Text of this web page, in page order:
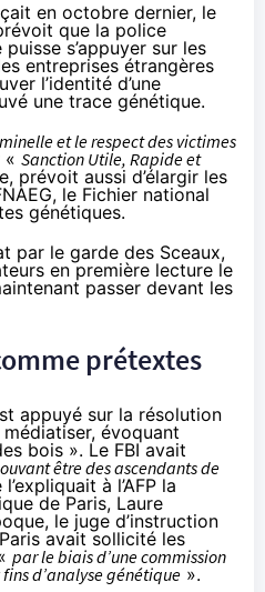
en octobre dernier, le
que la police
s’appuyer sur les
entreprises étrangères
l’identité d’une
une trace génétique.
et le respect des victimes
« Sanction Utile, Rapide et
prévoit aussi d’élargir les
le Fichier national
génétiques.
par le garde des Sceaux,
en première lecture le
passer devant les
prétextes
appuyé sur la résolution
médiatiser, évoquant
bois ». Le FBI avait
être des ascendants de
l’expliquait à l’AFP la
de Paris, Laure
le juge d’instruction
avait sollicité les
par le biais d’une commission
d’analyse génétique ».